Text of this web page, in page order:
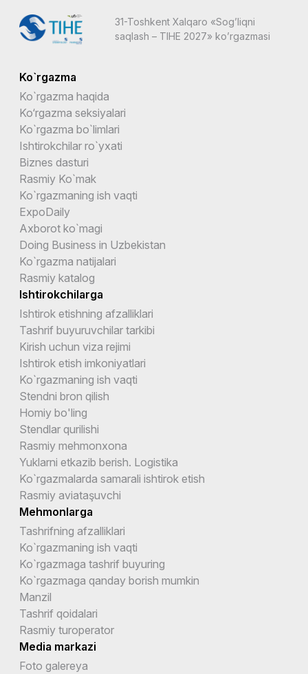
31-Toshkent Xalqaro «Sog’liqni
saqlash – TIHE 2027» ko’rgazmasi
Ko`rgazma
Ko`rgazma haqida
Ko‘rgazma seksiyalari
Ko`rgazma bo`limlari
Ishtirokchilar ro`yxati
Biznes dasturi
Rasmiy Ko`mak
Ko`rgazmaning ish vaqti
ExpoDaily
Axborot ko`magi
Doing Business in Uzbekistan
Ko`rgazma natijalari
Rasmiy katalog
Ishtirokchilarga
Ishtirok etishning afzalliklari
Tashrif buyuruvchilar tarkibi
Kirish uchun viza rejimi
Ishtirok etish imkoniyatlari
Ko`rgazmaning ish vaqti
Stendni bron qilish
Homiy bo'ling
Stendlar qurilishi
Rasmiy mehmonxona
Yuklarni etkazib berish. Logistika
Ko`rgazmalarda samarali ishtirok etish
Rasmiy aviataşuvchi
Mehmonlarga
Tashrifning afzalliklari
Ko`rgazmaning ish vaqti
Ko`rgazmaga tashrif buyuring
Ko`rgazmaga qanday borish mumkin
Manzil
Tashrif qoidalari
Rasmiy turoperator
Media markazi
Foto galereya